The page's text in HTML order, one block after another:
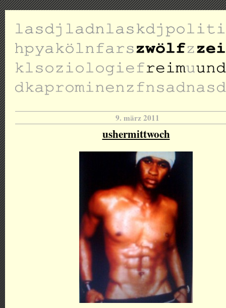
9. märz 2011
ushermittwoch